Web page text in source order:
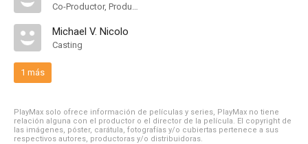
Co-Productor, Productor Asociado
Michael V. Nicolo
Casting
1 más
PlayMax solo ofrece información de películas y series, PlayMax no tiene
relación alguna con el productor o el director de la película. El copyright de
las imágenes, póster, carátula, fotografías y/o cubiertas pertenece a sus
respectivos autores, productoras y/o distribuidoras.